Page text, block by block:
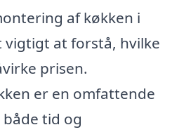
af køkken i
vigtigt at forstå, hvilke
prisen.
er en omfattende
tid og